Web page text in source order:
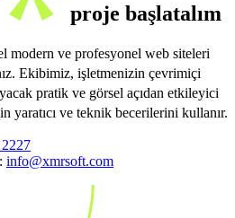
proje başlatalım
modern ve profesyonel web siteleri
Ekibimiz, işletmenizin çevrimiçi
pratik ve görsel açıdan etkileyici
yaratıcı ve teknik becerilerini kullanır.
info@xmrsoft.com